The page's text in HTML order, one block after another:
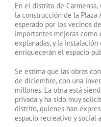
En el distrito de
la construcción de la
esperado por los vecinos
importantes mejoras como
explanadas, y la
enriquecerán el espacio
Se estima que las obras
de diciembre, con una
millones. La obra está
privada y ha sido muy
distrito, quienes han
espacio recreativo y social